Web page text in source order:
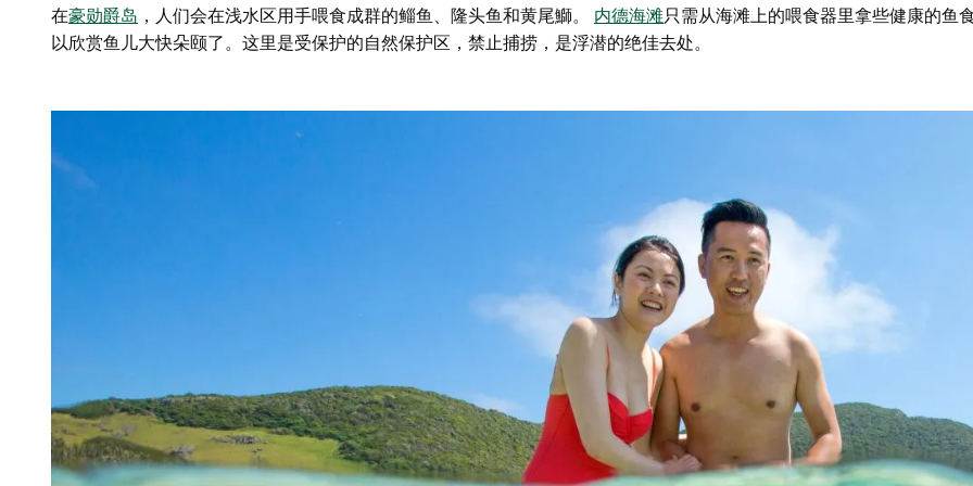
在豪勋爵岛 ，人们会在浅水区用手喂食成群的鲻鱼、隆头鱼和黄尾鰤。 内德海滩只需从海滩上的喂食器里拿些健康的鱼
以欣赏鱼儿大快朵颐了。这里是受保护的自然保护区，禁止捕捞，是浮潜的绝佳去处。